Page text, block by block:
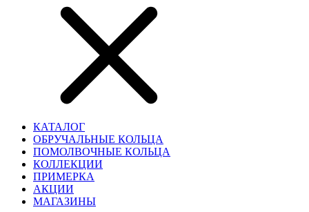
КАТАЛОГ
ОБРУЧАЛЬНЫЕ КОЛЬЦА
ПОМОЛВОЧНЫЕ КОЛЬЦА
КОЛЛЕКЦИИ
ПРИМЕРКА
АКЦИИ
МАГАЗИНЫ